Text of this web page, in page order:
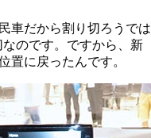
車だから割り切ろうでは
なのです。ですから、新
置に戻ったんです。